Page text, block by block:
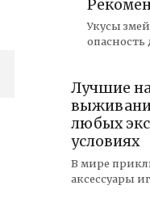
Укусы
опасность
Лучшие
любых
условиях
В мире
аксессуары